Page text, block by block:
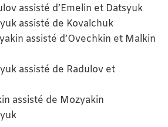
assisté d’Emelin et Datsyuk
assisté de Kovalchuk
assisté d’Ovechkin et Malkin
assisté de Radulov et
assisté de Mozyakin